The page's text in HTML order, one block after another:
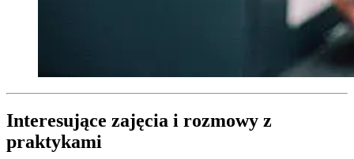
Interesujące zajęcia i rozmowy z
praktykami